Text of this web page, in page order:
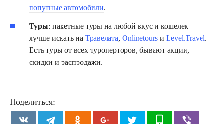
попутные автомобили.
Туры: пакетные туры на любой вкус и кошелек
лучше искать на Травелата, Onlinetours и Level.Travel.
Есть туры от всех туроперторов, бывают акции,
скидки и распродажи.
Поделиться: